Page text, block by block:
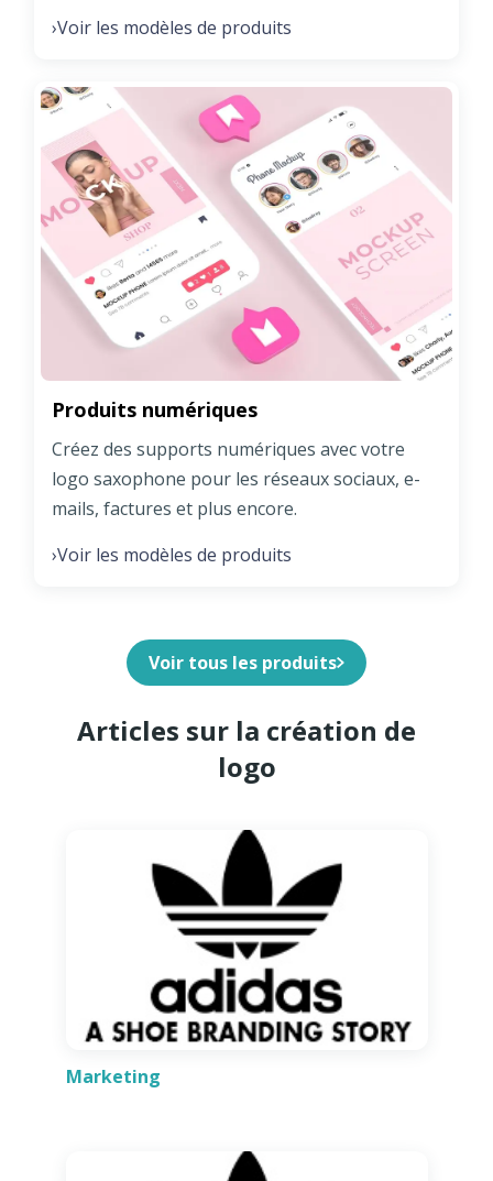
›Voir les modèles de produits
Produits numériques
Créez des supports numériques avec votre
logo saxophone pour les réseaux sociaux, e-
mails, factures et plus encore.
›Voir les modèles de produits
Voir tous les produits
Articles sur la création de
logo
Marketing